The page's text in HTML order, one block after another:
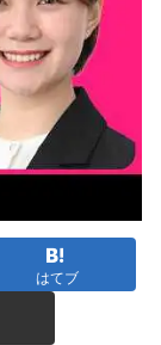
はてブ